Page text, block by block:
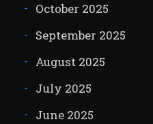
October 2025
September 2025
August 2025
July 2025
June 2025